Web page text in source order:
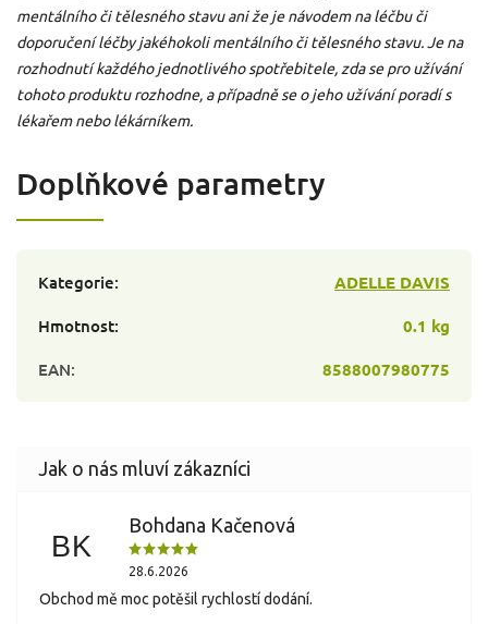
mentálního či tělesného stavu ani že je návodem na léčbu či
doporučení léčby jakéhokoli mentálního či tělesného stavu. Je na
rozhodnutí každého jednotlivého spotřebitele, zda se pro užívání
tohoto produktu rozhodne, a případně se o jeho užívání poradí s
lékařem nebo lékárníkem.
Doplňkové parametry
Kategorie:
ADELLE DAVIS
Hmotnost:
0.1 kg
EAN: 8588007980775
BK
Bohdana Kačenová
28.6.2026
Obchod mě moc potěšil rychlostí dodání.